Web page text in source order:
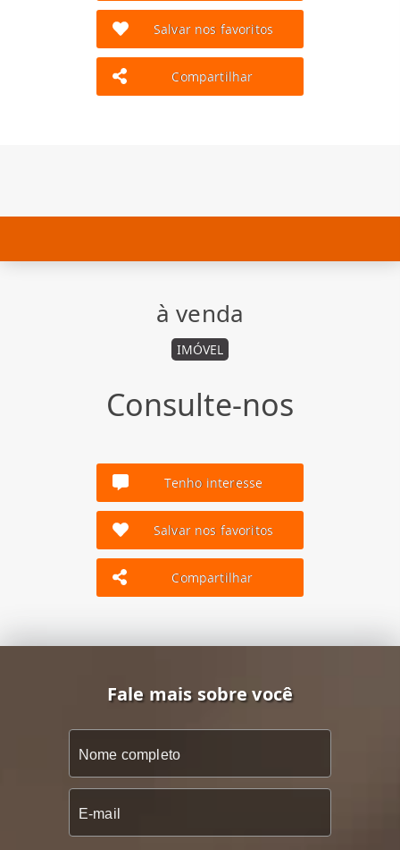
Salvar nos favoritos
Compartilhar
à venda
IMÓVEL
Consulte-nos
Tenho interesse
Salvar nos favoritos
Compartilhar
Fale mais sobre você